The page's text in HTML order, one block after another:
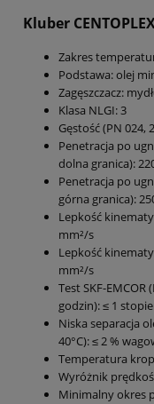
Kluber
Zakres
Podstawa: olej
Zagęszczacz:
Klasa NLGI: 3
Gęstość (PN 024,
Penetracja po
dolna granica):
Penetracja po
górna granica):
Lepkość
mm²/s
Lepkość
mm²/s
Test SKF-
godzin): ≤ 1
Niska separacja
40°C): ≤ 2 %
Temperatura
Wyróżnik
Minimalny okres